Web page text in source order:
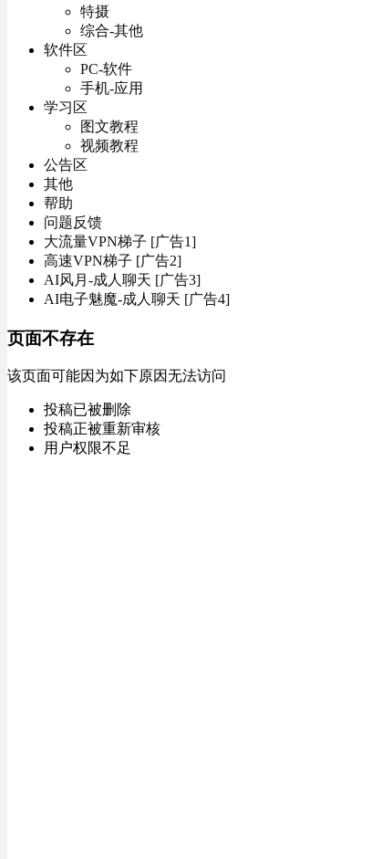
特摄
综合-其他
软件区
PC-软件
手机-应用
学习区
图文教程
视频教程
公告区
其他
帮助
问题反馈
大流量VPN梯子 [广告1]
高速VPN梯子 [广告2]
AI风月-成人聊天 [广告3]
AI电子魅魔-成人聊天 [广告4]
页面不存在
该页面可能因为如下原因无法访问
投稿已被删除
投稿正被重新审核
用户权限不足